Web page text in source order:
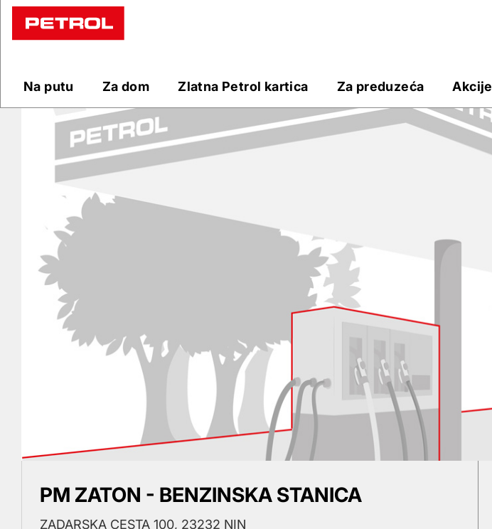
Prodajna
mjesta
Na putu Za dom Zlatna Petrol kartica Za preduzeća Akcije
PM ZATON - BENZINSKA STANICA
ZADARSKA CESTA 100, 23232 NIN